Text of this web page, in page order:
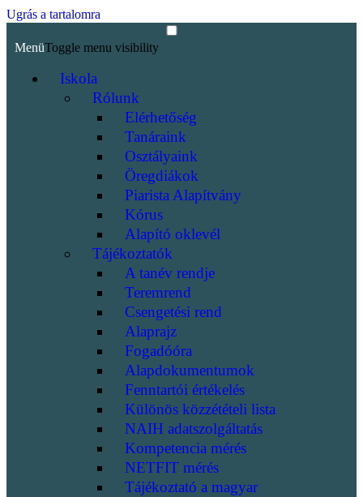
Ugrás a tartalomra
MenüToggle menu visibility
Iskola
Rólunk
Elérhetőség
Tanáraink
Osztályaink
Öregdiákok
Piarista Alapítvány
Kórus
Alapító oklevél
Tájékoztatók
A tanév rendje
Teremrend
Csengetési rend
Alaprajz
Fogadóóra
Alapdokumentumok
Fenntartói értékelés
Különös közzétételi lista
NAIH adatszolgáltatás
Kompetencia mérés
NETFIT mérés
Tájékoztató a magyar